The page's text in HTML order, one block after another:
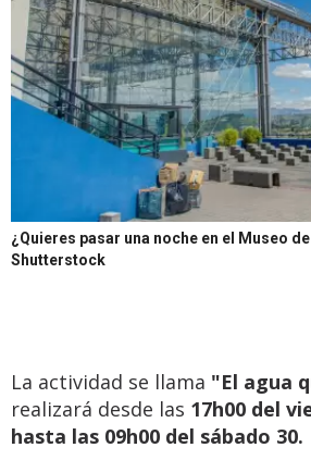
¿Quieres pasar una noche en el Museo
Shutterstock
La actividad se llama "El agua
realizará desde las 17h00 del
hasta las 09h00 del sábado 30.